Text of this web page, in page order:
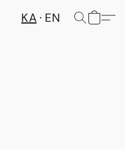
KA EN